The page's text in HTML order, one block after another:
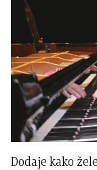
Dodaje kako